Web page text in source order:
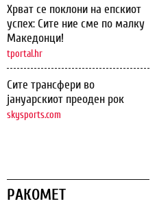
Хрват се поклони на епскиот
успех: Сите ние сме по малку
Македонци!
tportal.hr
Сите трансфери во
јануарскиот преоден рок
skysports.com
РАКОМЕТ